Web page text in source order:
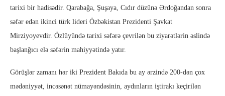
tarixi bir hadisədir. Qarabağa, Şuşaya, Cıdır düzünə Ərdoğandan sonra
səfər edən ikinci türk lideri Özbəkistan Prezidenti Şavkat
Mirziyoyevdir. Özlüyündə tarixi səfərə çevrilən bu ziyarətlərin əslində
başlanğıcı elə səfərin mahiyyətində yatır.
Görüşlər zamanı hər iki Prezident Bakıda bu ay ərzində 200-dən çox
mədəniyyət, incəsənət nümayəndəsinin, aydınların iştirakı keçirilən